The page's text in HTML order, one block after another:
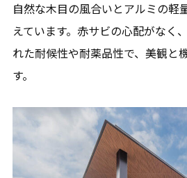
自然な木目の風合いとアルミの軽
えています。赤サビの心配がなく
れた耐候性や耐薬品性で、美観と
す。